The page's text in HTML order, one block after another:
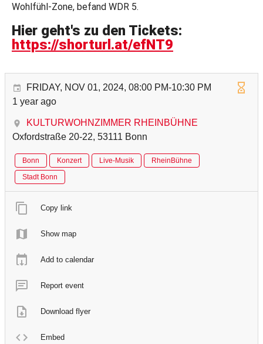
Wohlfühl-Zone, befand WDR 5.
Hier geht's zu den Tickets:
https://shorturl.at/efNT9
FRIDAY, NOV 01, 2024, 08:00 PM-10:30 PM
1 year ago
KULTURWOHNZIMMER RHEINBÜHNE
Oxfordstraße 20-22, 53111 Bonn
Bonn Konzert Live-Musik
RheinBühne
Stadt Bonn
Copy link
Show map
Add to calendar
Report event
Download flyer
Embed